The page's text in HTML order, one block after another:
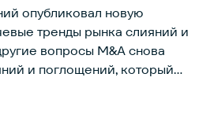
опубликовал новую
тренды рынка слияний и
и поглощений, который